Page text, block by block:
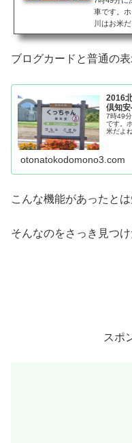
車です。
川はお米
まして、
と次は14
大変です
は本当に
その...
ブログカードと普通の表
2016
倶知
7時49
です。
米だよ
otonatokodomono3.com
こんな機能があったと
そんなのをさっき見つけ
スポ